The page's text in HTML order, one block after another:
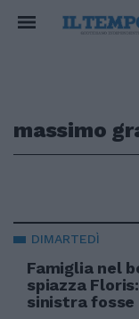
massimo
DIMARTEDÌ
Famiglia nel
spiazza
sinistra